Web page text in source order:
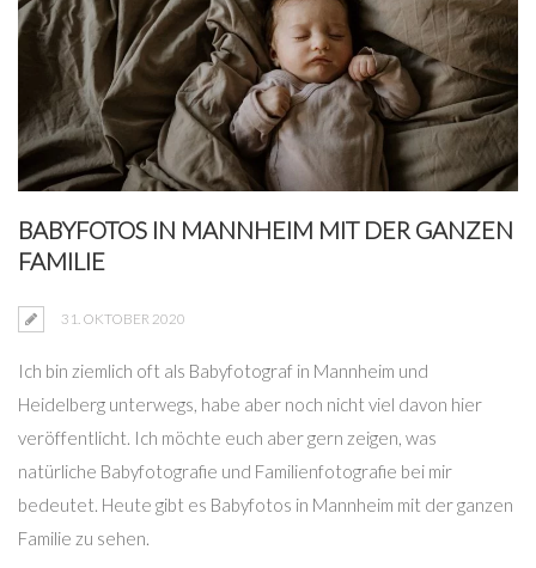
BABYFOTOS IN MANNHEIM MIT DER GANZEN
FAMILIE
31. OKTOBER 2020
Ich bin ziemlich oft als Babyfotograf in Mannheim und
Heidelberg unterwegs, habe aber noch nicht viel davon hier
veröffentlicht. Ich möchte euch aber gern zeigen, was
natürliche Babyfotografie und Familienfotografie bei mir
bedeutet. Heute gibt es Babyfotos in Mannheim mit der ganzen
Familie zu sehen.